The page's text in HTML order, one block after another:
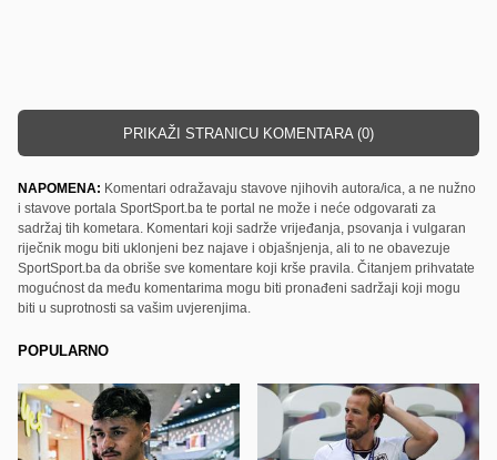
PRIKAŽI STRANICU KOMENTARA (0)
NAPOMENA: Komentari odražavaju stavove njihovih autora/ica, a ne nužno
i stavove portala SportSport.ba te portal ne može i neće odgovarati za
sadržaj tih kometara. Komentari koji sadrže vrijeđanja, psovanja i vulgaran
riječnik mogu biti uklonjeni bez najave i objašnjenja, ali to ne obavezuje
SportSport.ba da obriše sve komentare koji krše pravila. Čitanjem prihvatate
mogućnost da među komentarima mogu biti pronađeni sadržaji koji mogu
biti u suprotnosti sa vašim uvjerenjima.
POPULARNO